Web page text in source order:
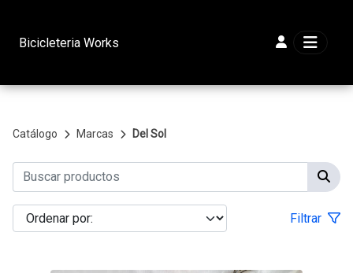
Bicicleteria Works
Catálogo Marcas Del Sol
Filtrar